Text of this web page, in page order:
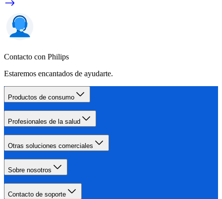
Contacto con Philips
Estaremos encantados de ayudarte.
Productos de consumo
Profesionales de la salud
Otras soluciones comerciales
Sobre nosotros
Contacto de soporte